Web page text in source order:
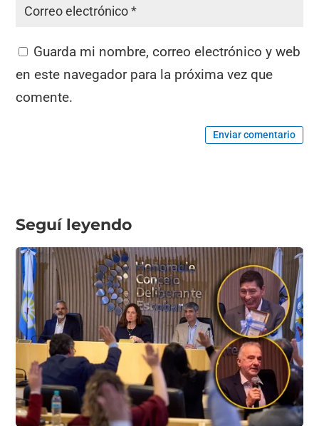
Guarda mi nombre, correo electrónico y web
en este navegador para la próxima vez que
comente.
Enviar comentario
Seguí leyendo